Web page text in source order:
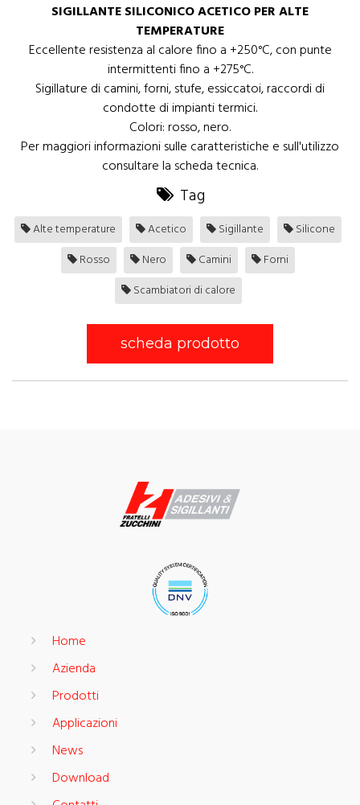
SIGILLANTE SILICONICO ACETICO PER ALTE
TEMPERATURE
Eccellente resistenza al calore fino a +250°C, con punte
intermittenti fino a +275°C.
Sigillature di camini, forni, stufe, essiccatoi, raccordi di
condotte di impianti termici.
Colori: rosso, nero.
Per maggiori informazioni sulle caratteristiche e sull'utilizzo
consultare la scheda tecnica.
Tag
Alte temperature Acetico Sigillante
Silicone
Rosso
Nero Camini
Forni
Scambiatori di calore
scheda prodotto
Home
Azienda
Prodotti
Applicazioni
News
Download